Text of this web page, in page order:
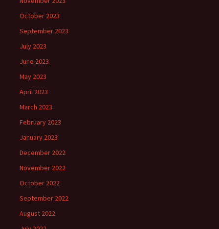
October 2023
September 2023
July 2023
June 2023
May 2023
April 2023
March 2023
February 2023
January 2023
December 2022
November 2022
October 2022
September 2022
August 2022